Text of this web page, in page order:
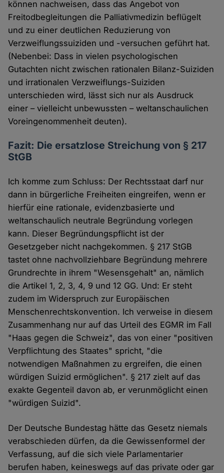
können nachweisen, dass das Angebot von
Freitodbegleitungen die Palliativmedizin beflügelt
und zu einer deutlichen Reduzierung von
Verzweiflungssuiziden und -versuchen geführt hat.
(Nebenbei: Dass in vielen psychologischen
Gutachten nicht zwischen rationalen Bilanz-Suiziden
und irrationalen Verzweiflungs-Suiziden
unterschieden wird, lässt sich nur als Ausdruck
einer – vielleicht unbewussten – weltanschaulichen
Voreingenommenheit deuten).
Fazit: Die ersatzlose Streichung von § 217
StGB
Ich komme zum Schluss: Der Rechtsstaat darf nur
dann in bürgerliche Freiheiten eingreifen, wenn er
hierfür eine rationale, evidenzbasierte und
weltanschaulich neutrale Begründung vorlegen
kann. Dieser Begründungspflicht ist der
Gesetzgeber nicht nachgekommen. § 217 StGB
tastet ohne nachvollziehbare Begründung mehrere
Grundrechte in ihrem "Wesensgehalt" an, nämlich
die Artikel 1, 2, 3, 4, 9 und 12 GG. Und: Er steht
zudem im Widerspruch zur Europäischen
Menschenrechtskonvention. Ich verweise in diesem
Zusammenhang nur auf das Urteil des EGMR im Fall
"Haas gegen die Schweiz", das von einer "positiven
Verpflichtung des Staates" spricht, "die
notwendigen Maßnahmen zu ergreifen, die einen
würdigen Suizid ermöglichen". § 217 zielt auf das
exakte Gegenteil davon ab, er verunmöglicht einen
"würdigen Suizid".
Der Deutsche Bundestag hätte das Gesetz niemals
verabschieden dürfen, da die Gewissenformel der
Verfassung, auf die sich viele Parlamentarier
berufen haben, keineswegs auf das private oder gar